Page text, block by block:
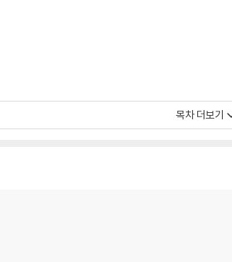
목차 더보기